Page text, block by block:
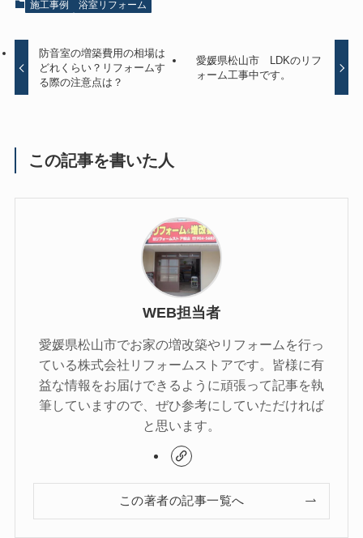
施工事例 浴室リフォーム
防音室の増築費用の相場は
どれくらい？リフォームす
る際の注意点は？
愛媛県松山市 LDKのリフ
ォーム工事中です。
この記事を書いた人
WEB担当者
愛媛県松山市でお家の増改築やリフォームを行っ
ている株式会社リフォームストアです。皆様に有
益な情報をお届けできるように頑張って記事を執
筆していますので、ぜひ参考にしていただければ
と思います。
この著者の記事一覧へ